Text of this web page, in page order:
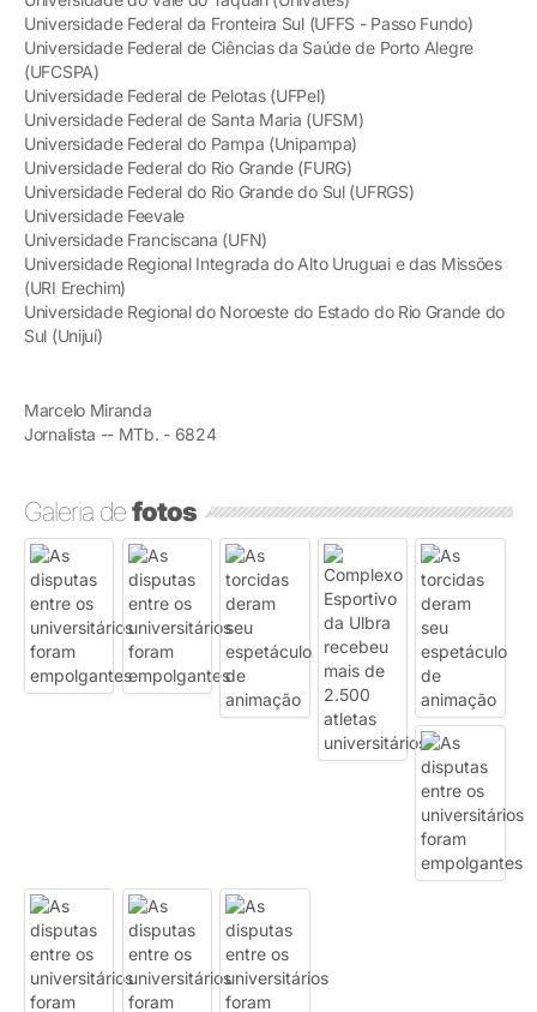
Universidade Federal da Fronteira Sul (UFFS - Passo Fundo)
Universidade Federal de Ciências da Saúde de Porto Alegre
(UFCSPA)
Universidade Federal de Pelotas (UFPel)
Universidade Federal de Santa Maria (UFSM)
Universidade Federal do Pampa (Unipampa)
Universidade Federal do Rio Grande (FURG)
Universidade Federal do Rio Grande do Sul (UFRGS)
Universidade Feevale
Universidade Franciscana (UFN)
Universidade Regional Integrada do Alto Uruguai e das Missões
(URI Erechim)
Universidade Regional do Noroeste do Estado do Rio Grande do
Sul (Unijuí)
Marcelo Miranda
Jornalista -- MTb. - 6824
Galeria defotos